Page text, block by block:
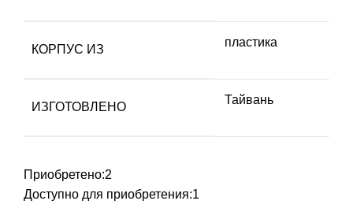
КОРПУС ИЗ
пластика
ИЗГОТОВЛЕНО
Тайвань
Приобретено:2
Доступно для приобретения:1